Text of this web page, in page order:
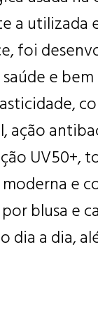
a utilizada
foi
e
ação
UV50+,
e
blusa e
dia a dia,